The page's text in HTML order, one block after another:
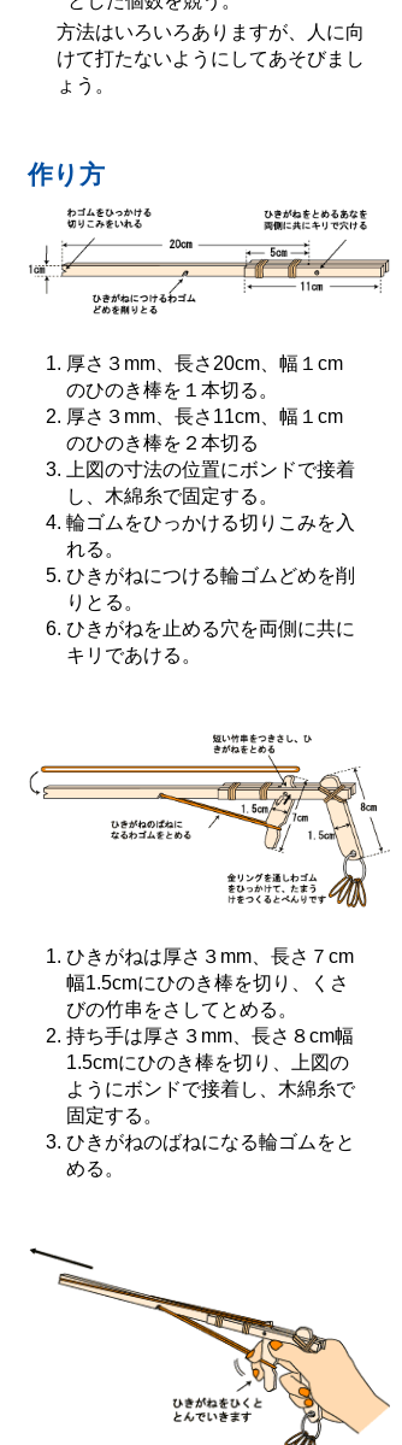
方法はいろいろありますが、人に向
けて打たないようにしてあそびまし
ょう。
作り方
厚さ３mm、長さ20cm、幅１cm
のひのき棒を１本切る。
厚さ３mm、長さ11cm、幅１cm
のひのき棒を２本切る
上図の寸法の位置にボンドで接着
し、木綿糸で固定する。
輪ゴムをひっかける切りこみを入
れる。
ひきがねにつける輪ゴムどめを削
りとる。
ひきがねを止める穴を両側に共に
キリであける。
ひきがねは厚さ３mm、長さ７cm
幅1.5cmにひのき棒を切り、くさ
びの竹串をさしてとめる。
持ち手は厚さ３mm、長さ８cm幅
1.5cmにひのき棒を切り、上図の
ようにボンドで接着し、木綿糸で
固定する。
ひきがねのばねになる輪ゴムをと
める。